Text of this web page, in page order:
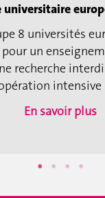
universitaire
8 universités
pour un
recherche
intensive
En savoir plus